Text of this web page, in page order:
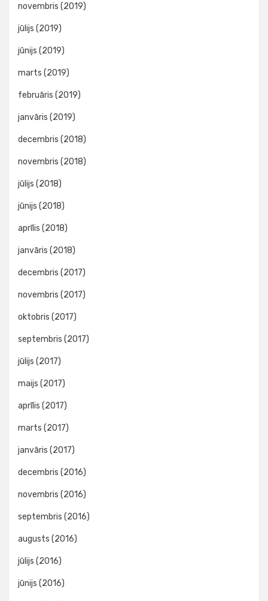
novembris (2019)
jūlijs (2019)
jūnijs (2019)
marts (2019)
februāris (2019)
janvāris (2019)
decembris (2018)
novembris (2018)
jūlijs (2018)
jūnijs (2018)
aprīlis (2018)
janvāris (2018)
decembris (2017)
novembris (2017)
oktobris (2017)
septembris (2017)
jūlijs (2017)
maijs (2017)
aprīlis (2017)
marts (2017)
janvāris (2017)
decembris (2016)
novembris (2016)
septembris (2016)
augusts (2016)
jūlijs (2016)
jūnijs (2016)